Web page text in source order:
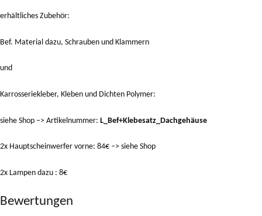
erhältliches Zubehör:
Bef. Material dazu, Schrauben und Klammern
und
Karrosseriekleber, Kleben und Dichten Polymer:
siehe Shop –> Artikelnummer: L_Bef+Klebesatz_Dachgehäuse
2x Hauptscheinwerfer vorne: 84€ –> siehe Shop
2x Lampen dazu : 8€
Bewertungen